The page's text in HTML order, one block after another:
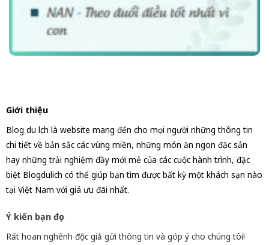
Giới thiệu
Blog du lịch là website mang đến cho mọi người những thông tin
chi tiết về bản sắc các vùng miền, những món ăn ngon đặc sản
hay những trải nghiệm đầy mới mẻ của các cuộc hành trình, đặc
biệt Blogdulich có thể giúp bạn tìm được bất kỳ một khách sạn nào
tại Việt Nam với giá ưu đãi nhất.
Ý kiến bạn đọc
Rất hoan nghênh độc giả gửi thông tin và góp ý cho chúng tôi!